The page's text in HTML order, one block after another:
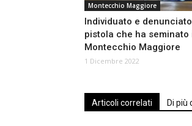
Montecchio Maggiore
Individuato e
pistola che ha seminato
Montecchio Maggiore
1 Dicembre 2022
Articoli correlati Di più